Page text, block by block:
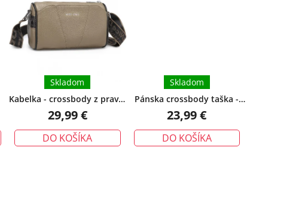
p
o
k
t
Kabelka - crossbody z pravej
kože a hrubým popruhom,
khaki
Skladom
29,99 €
DO KOŠÍKA
Pánska crossbody taška -
viacpriehradková, zelená
Skladom
23,99 €
DO KOŠÍKA